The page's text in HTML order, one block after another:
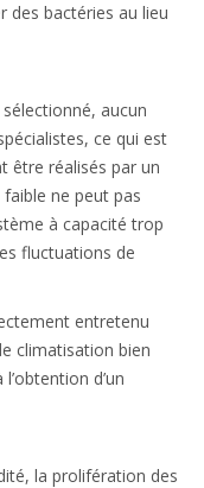
des bactéries au lieu
aucun
ce qui est
être réalisés par un
ne peut pas
à capacité trop
fluctuations de
entretenu
climatisation bien
d’un
la prolifération des